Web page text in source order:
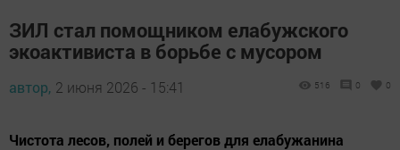
ЗИЛ стал помощником елабужского
экоактивиста в борьбе с мусором
автор, 2 июня 2026 - 15:41 516 0 0
Чистота лесов, полей и берегов для елабужанина